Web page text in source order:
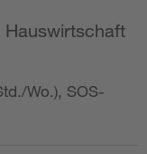
Wo.), SOS-